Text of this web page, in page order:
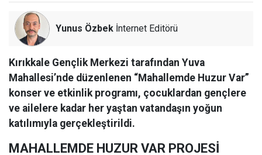
Yunus Özbek İnternet Editörü
Kırıkkale Gençlik Merkezi tarafından Yuva
Mahallesi’nde düzenlenen “Mahallemde Huzur Var”
konser ve etkinlik programı, çocuklardan gençlere
ve ailelere kadar her yaştan vatandaşın yoğun
katılımıyla gerçekleştirildi.
MAHALLEMDE HUZUR VAR PROJESİ